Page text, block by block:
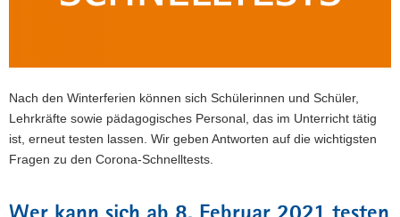
t
i
o
n
Nach den Winterferien können sich Schülerinnen und Schüler,
Lehrkräfte sowie pädagogisches Personal, das im Unterricht tätig
ist, erneut testen lassen. Wir geben Antworten auf die wichtigsten
Fragen zu den Corona-Schnelltests.